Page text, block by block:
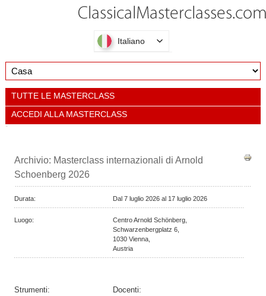
Italiano
TUTTE LE MASTERCLASS
ACCEDI ALLA MASTERCLASS
Archivio: Masterclass internazionali di Arnold
Schoenberg 2026
Durata: Dal 7 luglio 2026 al 17 luglio 2026
Luogo:
Centro Arnold Schönberg,
Schwarzenbergplatz 6,
1030 Vienna,
Austria
Strumenti: Docenti: